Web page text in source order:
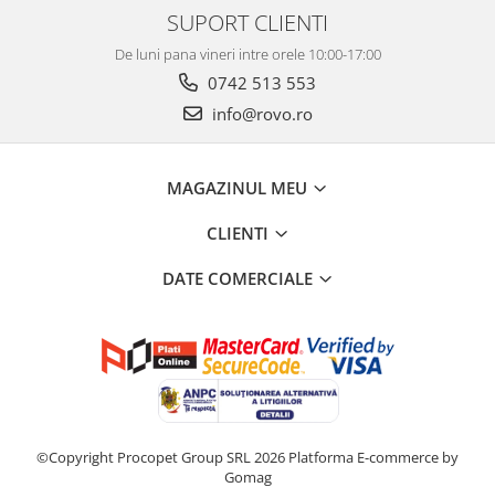
SUPORT CLIENTI
De luni pana vineri intre orele 10:00-17:00
0742 513 553
info@rovo.ro
MAGAZINUL MEU
CLIENTI
DATE COMERCIALE
©Copyright Procopet Group SRL 2026 Platforma E-commerce by
Gomag